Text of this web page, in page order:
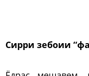
Сирри зебоии